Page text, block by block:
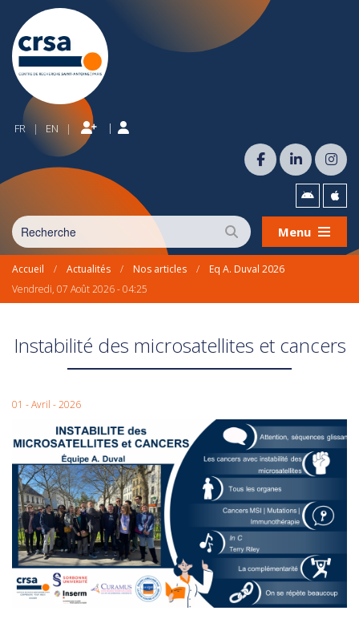
FR | EN | |
Menu
Accueil / Actualités / Nos articles /
Eq A. Duval 2026
Vendredi, 07 Août 2026 - 04:25
Instabilité des microsatellites et cancers
01 - Avril - 2026